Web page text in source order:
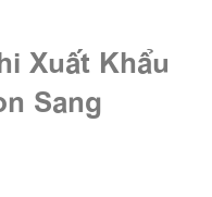
Xuất Khẩu
Sang